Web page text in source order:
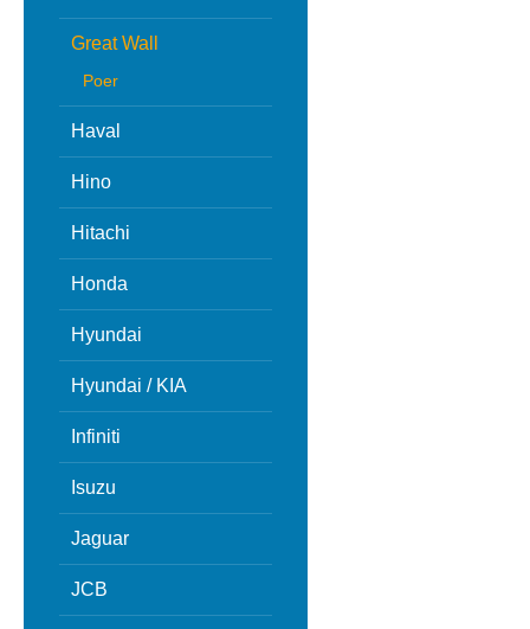
Great Wall
Poer
Haval
Hino
Hitachi
Honda
Hyundai
Hyundai / KIA
Infiniti
Isuzu
Jaguar
JCB